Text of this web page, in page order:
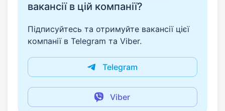
вакансії в цій компанії?
Підписуйтесь та отримуйте вакансії цієї
компанії в Telegram та Viber.
Telegram
Viber